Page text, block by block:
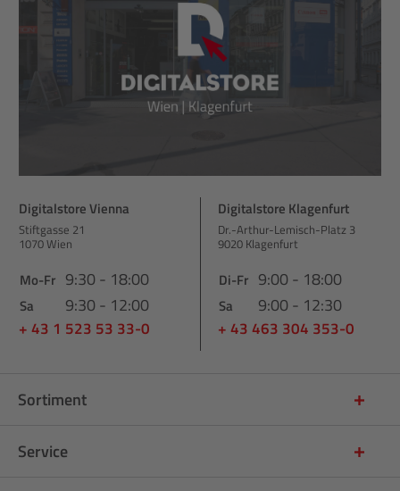
Digitalstore Vienna
Stiftgasse 21
1070 Wien
Mo-Fr 9:30 - 18:00
Sa 9:30 - 12:00
+ 43 1 523 53 33-0
Digitalstore Klagenfurt
Dr.-Arthur-Lemisch-Platz 3
9020 Klagenfurt
Di-Fr 9:00 - 18:00
Sa 9:00 - 12:30
+ 43 463 304 353-0
Sortiment
Service